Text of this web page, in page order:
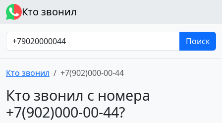
Кто звонил
Поиск
Кто звонил +7(902)000-00-44
Кто звонил с номера
+7(902)000-00-44?